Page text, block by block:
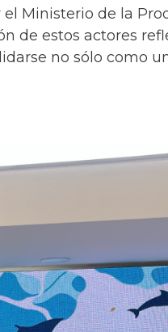
Ministerio de la
de estos actores
no sólo como